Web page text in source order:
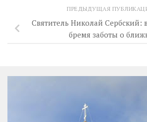
ПРЕДЫДУЩАЯ
Святитель Николай Сербский:
бремя заботы о